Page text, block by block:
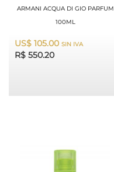
ARMANI ACQUA DI GIO PARFUM
100ML
US$ 105.00 SIN IVA
R$ 550.20